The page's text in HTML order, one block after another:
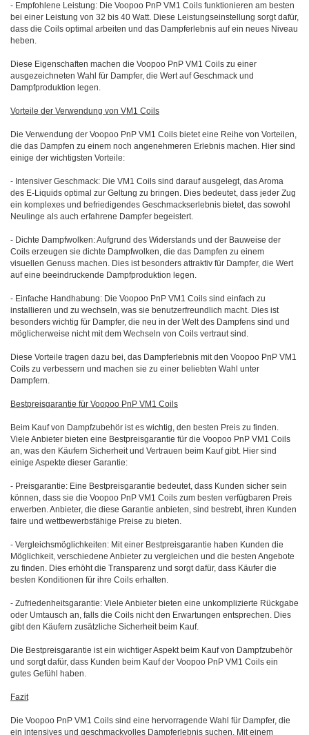
- Empfohlene Leistung: Die Voopoo PnP VM1 Coils funktionieren am besten
bei einer Leistung von 32 bis 40 Watt. Diese Leistungseinstellung sorgt dafür,
dass die Coils optimal arbeiten und das Dampferlebnis auf ein neues Niveau
heben.
Diese Eigenschaften machen die Voopoo PnP VM1 Coils zu einer
ausgezeichneten Wahl für Dampfer, die Wert auf Geschmack und
Dampfproduktion legen.
Vorteile der Verwendung von VM1 Coils
Die Verwendung der Voopoo PnP VM1 Coils bietet eine Reihe von Vorteilen,
die das Dampfen zu einem noch angenehmeren Erlebnis machen. Hier sind
einige der wichtigsten Vorteile:
- Intensiver Geschmack: Die VM1 Coils sind darauf ausgelegt, das Aroma
des E-Liquids optimal zur Geltung zu bringen. Dies bedeutet, dass jeder Zug
ein komplexes und befriedigendes Geschmackserlebnis bietet, das sowohl
Neulinge als auch erfahrene Dampfer begeistert.
- Dichte Dampfwolken: Aufgrund des Widerstands und der Bauweise der
Coils erzeugen sie dichte Dampfwolken, die das Dampfen zu einem
visuellen Genuss machen. Dies ist besonders attraktiv für Dampfer, die Wert
auf eine beeindruckende Dampfproduktion legen.
- Einfache Handhabung: Die Voopoo PnP VM1 Coils sind einfach zu
installieren und zu wechseln, was sie benutzerfreundlich macht. Dies ist
besonders wichtig für Dampfer, die neu in der Welt des Dampfens sind und
möglicherweise nicht mit dem Wechseln von Coils vertraut sind.
Diese Vorteile tragen dazu bei, das Dampferlebnis mit den Voopoo PnP VM1
Coils zu verbessern und machen sie zu einer beliebten Wahl unter
Dampfern.
Bestpreisgarantie für Voopoo PnP VM1 Coils
Beim Kauf von Dampfzubehör ist es wichtig, den besten Preis zu finden.
Viele Anbieter bieten eine Bestpreisgarantie für die Voopoo PnP VM1 Coils
an, was den Käufern Sicherheit und Vertrauen beim Kauf gibt. Hier sind
einige Aspekte dieser Garantie:
- Preisgarantie: Eine Bestpreisgarantie bedeutet, dass Kunden sicher sein
können, dass sie die Voopoo PnP VM1 Coils zum besten verfügbaren Preis
erwerben. Anbieter, die diese Garantie anbieten, sind bestrebt, ihren Kunden
faire und wettbewerbsfähige Preise zu bieten.
- Vergleichsmöglichkeiten: Mit einer Bestpreisgarantie haben Kunden die
Möglichkeit, verschiedene Anbieter zu vergleichen und die besten Angebote
zu finden. Dies erhöht die Transparenz und sorgt dafür, dass Käufer die
besten Konditionen für ihre Coils erhalten.
- Zufriedenheitsgarantie: Viele Anbieter bieten eine unkomplizierte Rückgabe
oder Umtausch an, falls die Coils nicht den Erwartungen entsprechen. Dies
gibt den Käufern zusätzliche Sicherheit beim Kauf.
Die Bestpreisgarantie ist ein wichtiger Aspekt beim Kauf von Dampfzubehör
und sorgt dafür, dass Kunden beim Kauf der Voopoo PnP VM1 Coils ein
gutes Gefühl haben.
Fazit
Die Voopoo PnP VM1 Coils sind eine hervorragende Wahl für Dampfer, die
ein intensives und geschmackvolles Dampferlebnis suchen. Mit einem